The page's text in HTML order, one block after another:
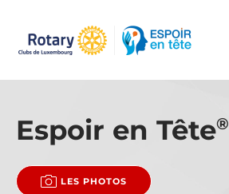
Accéder au contenu principal
Espoir en Tête®
LES PHOTOS